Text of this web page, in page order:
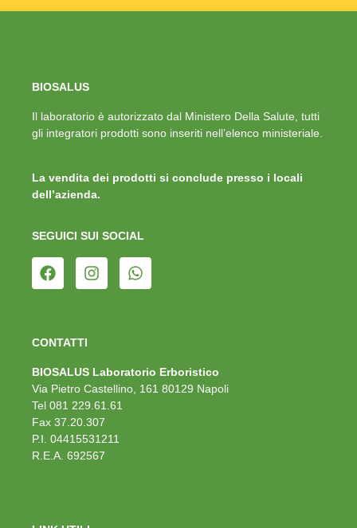
BIOSALUS
Il laboratorio è autorizzato dal Ministero Della Salute, tutti
gli integratori prodotti sono inseriti nell’elenco ministeriale.
La vendita dei prodotti si conclude presso i locali
dell’azienda.
SEGUICI SUI SOCIAL
CONTATTI
BIOSALUS Laboratorio Erboristico
Via Pietro Castellino, 161 80129 Napoli
Tel 081 229.61.61
Fax 37.20.307
P.I. 04415531211
R.E.A. 692567